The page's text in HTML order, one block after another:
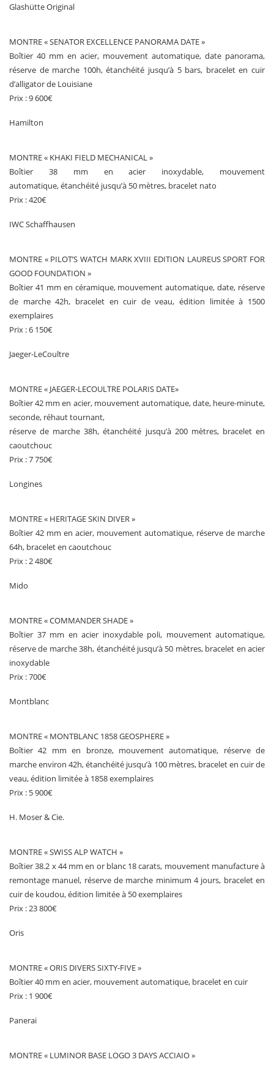
Glashütte Original
MONTRE « SENATOR EXCELLENCE PANORAMA DATE »
Boîtier 40 mm en acier, mouvement automatique, date panorama,
réserve de marche 100h, étanchéité jusqu’à 5 bars, bracelet en cuir
d’alligator de Louisiane
Prix : 9 600€
Hamilton
MONTRE « KHAKI FIELD MECHANICAL »
Boîtier 38 mm en acier inoxydable, mouvement
automatique, étanchéité jusqu’à 50 mètres, bracelet nato
Prix : 420€
IWC Schaffhausen
MONTRE « PILOT’S WATCH MARK XVIII EDITION LAUREUS SPORT FOR
GOOD FOUNDATION »
Boîtier 41 mm en céramique, mouvement automatique, date, réserve
de marche 42h, bracelet en cuir de veau, édition limitée à 1500
exemplaires
Prix : 6 150€
Jaeger-LeCoultre
MONTRE « JAEGER-LECOULTRE POLARIS DATE»
Boîtier 42 mm en acier, mouvement automatique, date, heure-minute,
seconde, réhaut tournant,
réserve de marche 38h, étanchéité jusqu’à 200 mètres, bracelet en
caoutchouc
Prix : 7 750€
Longines
MONTRE « HERITAGE SKIN DIVER »
Boîtier 42 mm en acier, mouvement automatique, réserve de marche
64h, bracelet en caoutchouc
Prix : 2 480€
Mido
MONTRE « COMMANDER SHADE »
Boîtier 37 mm en acier inoxydable poli, mouvement automatique,
réserve de marche 38h, étanchéité jusqu’à 50 mètres, bracelet en acier
inoxydable
Prix : 700€
Montblanc
MONTRE « MONTBLANC 1858 GEOSPHERE »
Boîtier 42 mm en bronze, mouvement automatique, réserve de
marche environ 42h, étanchéité jusqu’à 100 mètres, bracelet en cuir de
veau, édition limitée à 1858 exemplaires
Prix : 5 900€
H. Moser & Cie.
MONTRE « SWISS ALP WATCH »
Boîtier 38.2 x 44 mm en or blanc 18 carats, mouvement manufacture à
remontage manuel, réserve de marche minimum 4 jours, bracelet en
cuir de koudou, édition limitée à 50 exemplaires
Prix : 23 800€
Oris
MONTRE « ORIS DIVERS SIXTY-FIVE »
Boîtier 40 mm en acier, mouvement automatique, bracelet en cuir
Prix : 1 900€
Panerai
MONTRE « LUMINOR BASE LOGO 3 DAYS ACCIAIO »